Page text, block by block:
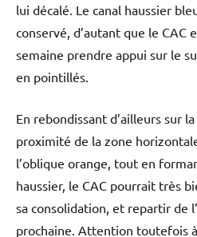
lui décalé. Le canal haussier
conservé, d’autant que le CAC
semaine prendre appui sur le
en pointillés.
En rebondissant d’ailleurs sur
proximité de la zone
l’oblique orange, tout en
haussier, le CAC pourrait très
sa consolidation, et repartir de
prochaine. Attention toutefois